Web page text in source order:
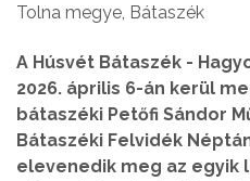
Tolna megye, Bátaszék
A Húsvét Bátaszék -
2026. április 6-án kerül
bátaszéki Petőfi Sándor
Bátaszéki Felvidék
elevenedik meg az egyik